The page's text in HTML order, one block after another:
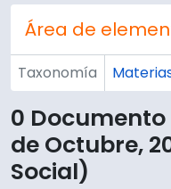
Área de
Taxonomía
0
de Octubre,
Social)